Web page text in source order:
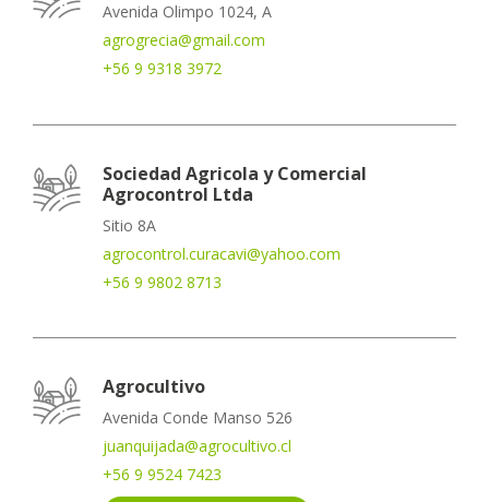
Avenida Olimpo 1024, A
agrogrecia@gmail.com
+56 9 9318 3972
Sociedad Agricola y Comercial
Agrocontrol Ltda
Sitio 8A
agrocontrol.curacavi@yahoo.com
+56 9 9802 8713
Agrocultivo
Avenida Conde Manso 526
juanquijada@agrocultivo.cl
+56 9 9524 7423